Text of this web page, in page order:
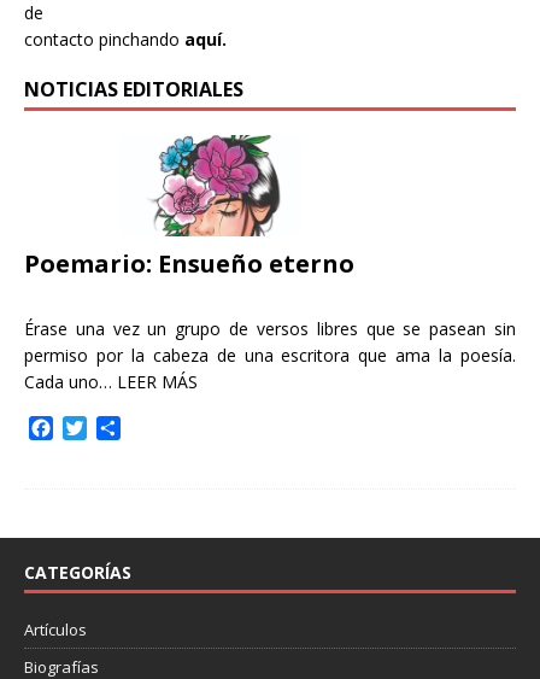
de
contacto pinchando aquí.
NOTICIAS EDITORIALES
Poemario: Ensueño eterno
Érase una vez un grupo de versos libres que se pasean sin
permiso por la cabeza de una escritora que ama la poesía.
Cada uno… LEER MÁS
o
k
r
t
i
CATEGORÍAS
Artículos
Biografías